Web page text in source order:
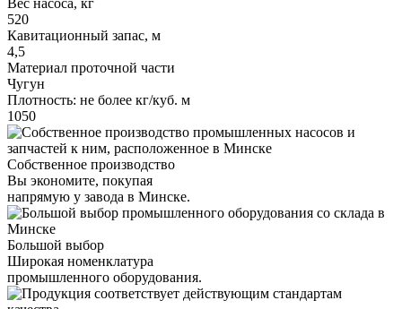
520
Кавитационный запас, м
4,5
Материал проточной части
Чугун
Плотность: не более кг/куб. м
1050
Собственное производство
Вы экономите, покупая
напрямую у завода в Минске.
Большой выбор
Широкая номенклатура
промышленного оборудования.